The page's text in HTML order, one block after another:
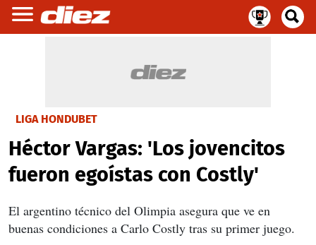
LIGA HONDUBET
Héctor Vargas: 'Los jovencitos
fueron egoístas con Costly'
El argentino técnico del Olimpia asegura que ve en
buenas condiciones a Carlo Costly tras su primer juego.